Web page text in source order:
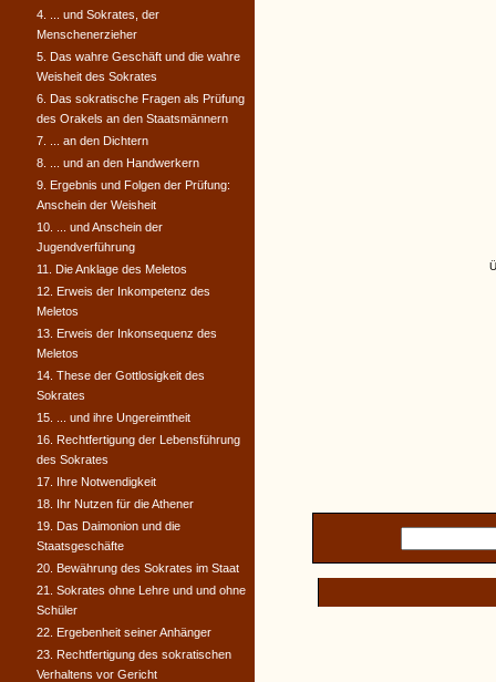
4. ... und Sokrates, der
Menschenerzieher
5. Das wahre Geschäft und die wahre
Weisheit des Sokrates
6. Das sokratische Fragen als Prüfung
des Orakels an den Staatsmännern
7. ... an den Dichtern
8. ... und an den Handwerkern
9. Ergebnis und Folgen der Prüfung:
Anschein der Weisheit
10. ... und Anschein der
Jugendverführung
11. Die Anklage des Meletos
12. Erweis der Inkompetenz des
Meletos
13. Erweis der Inkonsequenz des
Meletos
14. These der Gottlosigkeit des
Sokrates
15. ... und ihre Ungereimtheit
16. Rechtfertigung der Lebensführung
des Sokrates
17. Ihre Notwendigkeit
18. Ihr Nutzen für die Athener
19. Das Daimonion und die
Staatsgeschäfte
20. Bewährung des Sokrates im Staat
21. Sokrates ohne Lehre und und ohne
Schüler
22. Ergebenheit seiner Anhänger
23. Rechtfertigung des sokratischen
Verhaltens vor Gericht